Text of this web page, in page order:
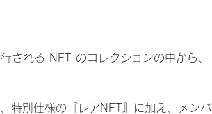
される NFT のコレクションの中から、
特別仕様の『レアNFT』に加え、メンバ